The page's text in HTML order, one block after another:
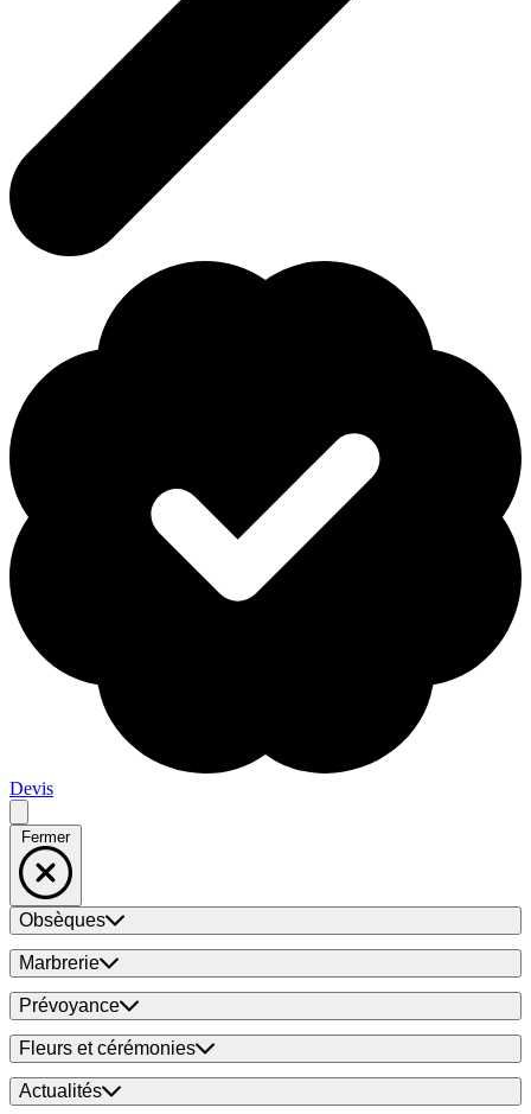
Devis
Fermer
Obsèques
Marbrerie
Prévoyance
Fleurs et cérémonies
Actualités